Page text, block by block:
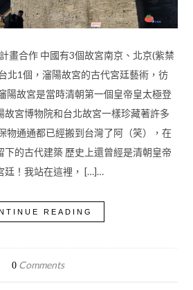
畫合作 中國有3個故宮南京、北京(紫禁
北1個，瀋陽故宮的古代宮廷藝術，彷
陽故宮是當時清朝第一個皇帝皇太極登
故宮博物院和台北故宮一樣珍藏著許多
物通通都已經搬到台灣了阿（笑），在
下的古代建築 歷史上還曾經是清朝皇帝
廷！我站在這裡， […]…
READING
0Comments